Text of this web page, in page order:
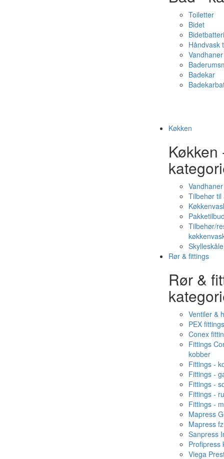
Toiletter
Bidet
Håndvask
Badekar
Køkken
Køkken
Vandhaner
Tilbehør
Tilbehør/
Rør & fittings
Rør &
Ventiler &
PEX fittings
Conex
Fittings
kobber
Fittings -
Fittings -
Fittings -
Fittings -
Fittings -
Mapress
Mapress fz
Sanpress
Profipress
Viega